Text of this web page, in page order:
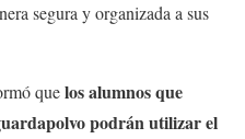
segura y organizada a sus
quelos alumnos que
podrán utilizar el